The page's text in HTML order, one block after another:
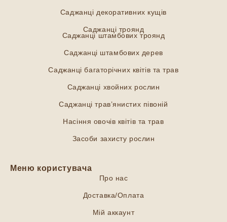
Саджанці декоративних кущів
Саджанці троянд
Саджанці штамбових троянд
Саджанці штамбових дерев
Саджанці багаторічних квітів та трав
Саджанці хвойних рослин
Саджанці трав’янистих півоній
Насіння овочів квітів та трав
Засоби захисту рослин
Меню користувача
Про нас
Доставка/Оплата
Мій аккаунт